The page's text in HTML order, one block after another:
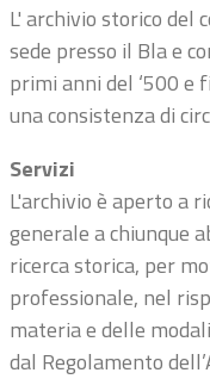
L' archivio storico del
sede presso il Bla e
primi anni del ‘500 e
una consistenza di
Servizi
L'archivio è aperto a
generale a chiunque
ricerca storica, per
professionale, nel
materia e delle
dal Regolamento